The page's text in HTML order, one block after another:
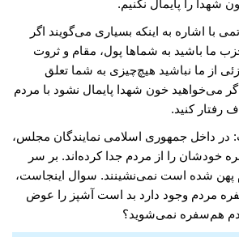
شهدا را پایمال نکنیم.
با اشاره به اینکه بسیاری می‌گویند اگر
ما باشید به شماها پول، مقام و ثروت
از ما نباشید هیچ‌چیزی به شما تعلق
می‌خواهید خون شهدا پایمال نشود با مردم
رفتار کنید.
در داخل جمهوری اسلامی نمایندگان مجلس،
خودشان را از مردم جدا کرده‌اند. بر سر
پهن شده است نمی‌نشینند. سوال اینجاست،
مردم وجود دارد بد است آشپز را عوض
هم‌سفره نمی‌شوید؟